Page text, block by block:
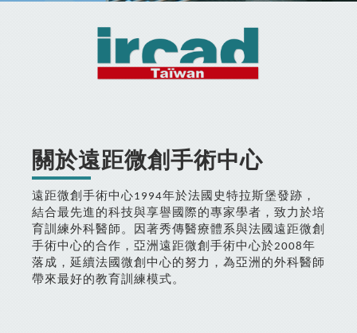
關於遠距微創手術中心
遠距微創手術中心1994年於法國史特拉斯堡發跡，
結合最先進的科技與享譽國際的專家學者，致力於培
育訓練外科醫師。因著秀傳醫療體系與法國遠距微創
手術中心的合作，亞洲遠距微創手術中心於2008年
落成，延續法國微創中心的努力，為亞洲的外科醫師
帶來最好的教育訓練模式。